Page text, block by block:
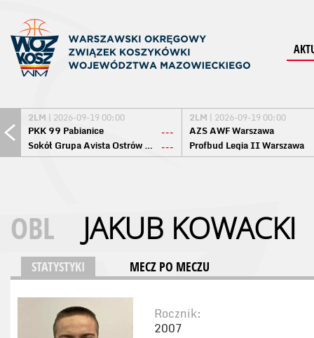
2LM | 2026-09-19 00:00
PKK 99 Pabianice
---
Sokół Grupa Avista Ostrów Maz. ---
2LM | 2026-09-19 00:00
AZS AWF Warszawa
Profbud Legia II Warszawa
OBL JAKUB KOWACKI
STATYSTYKI MECZ PO MECZU
Rocznik:
2007